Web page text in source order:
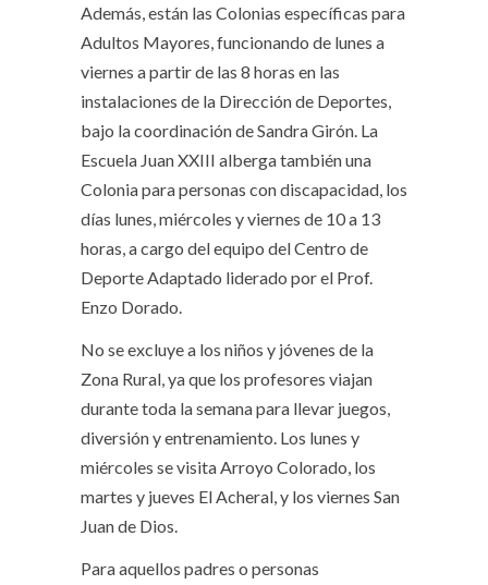
Además, están las Colonias específicas para
Adultos Mayores, funcionando de lunes a
viernes a partir de las 8 horas en las
instalaciones de la Dirección de Deportes,
bajo la coordinación de Sandra Girón. La
Escuela Juan XXIII alberga también una
Colonia para personas con discapacidad, los
días lunes, miércoles y viernes de 10 a 13
horas, a cargo del equipo del Centro de
Deporte Adaptado liderado por el Prof.
Enzo Dorado.
No se excluye a los niños y jóvenes de la
Zona Rural, ya que los profesores viajan
durante toda la semana para llevar juegos,
diversión y entrenamiento. Los lunes y
miércoles se visita Arroyo Colorado, los
martes y jueves El Acheral, y los viernes San
Juan de Dios.
Para aquellos padres o personas